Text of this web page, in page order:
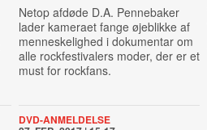
Netop afdøde D.A. Pennebaker
lader kameraet fange øjeblikke af
menneskelighed i dokumentar om
alle rockfestivalers moder, der er et
must for rockfans.
DVD-ANMELDELSE